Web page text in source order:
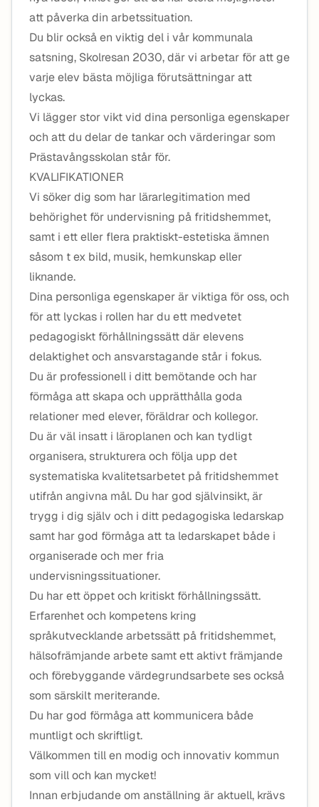
att påverka din arbetssituation.
Du blir också en viktig del i vår kommunala
satsning, Skolresan 2030, där vi arbetar för att ge
varje elev bästa möjliga förutsättningar att
lyckas.
Vi lägger stor vikt vid dina personliga egenskaper
och att du delar de tankar och värderingar som
Prästavångsskolan står för.
KVALIFIKATIONER
Vi söker dig som har lärarlegitimation med
behörighet för undervisning på fritidshemmet,
samt i ett eller flera praktiskt-estetiska ämnen
såsom t ex bild, musik, hemkunskap eller
liknande.
Dina personliga egenskaper är viktiga för oss, och
för att lyckas i rollen har du ett medvetet
pedagogiskt förhållningssätt där elevens
delaktighet och ansvarstagande står i fokus.
Du är professionell i ditt bemötande och har
förmåga att skapa och upprätthålla goda
relationer med elever, föräldrar och kollegor.
Du är väl insatt i läroplanen och kan tydligt
organisera, strukturera och följa upp det
systematiska kvalitetsarbetet på fritidshemmet
utifrån angivna mål. Du har god självinsikt, är
trygg i dig själv och i ditt pedagogiska ledarskap
samt har god förmåga att ta ledarskapet både i
organiserade och mer fria
undervisningssituationer.
Du har ett öppet och kritiskt förhållningssätt.
Erfarenhet och kompetens kring
språkutvecklande arbetssätt på fritidshemmet,
hälsofrämjande arbete samt ett aktivt främjande
och förebyggande värdegrundsarbete ses också
som särskilt meriterande.
Du har god förmåga att kommunicera både
muntligt och skriftligt.
Välkommen till en modig och innovativ kommun
som vill och kan mycket!
Innan erbjudande om anställning är aktuell, krävs